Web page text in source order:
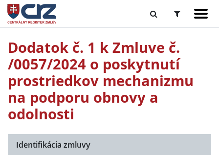
Dodatok č. 1 k Zmluve č.
/0057/2024 o poskytnutí
prostriedkov mechanizmu
na podporu obnovy a
odolnosti
Identifikácia zmluvy